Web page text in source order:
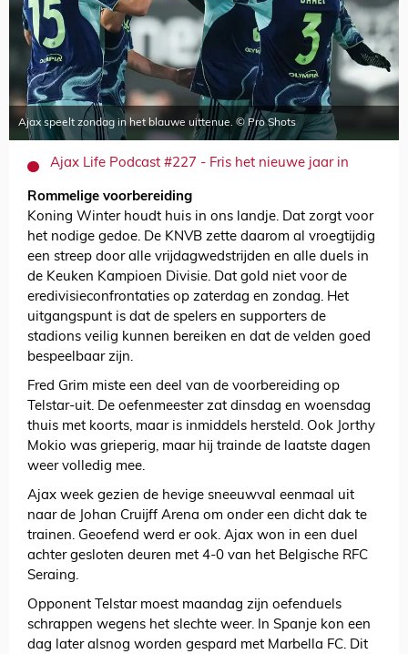
Ajax speelt zondag in het blauwe uittenue. © Pro Shots
Ajax Life Podcast #227 - Fris het nieuwe jaar in
Rommelige voorbereiding
Koning Winter houdt huis in ons landje. Dat zorgt voor
het nodige gedoe. De KNVB zette daarom al vroegtijdig
een streep door alle vrijdagwedstrijden en alle duels in
de Keuken Kampioen Divisie. Dat gold niet voor de
eredivisieconfrontaties op zaterdag en zondag. Het
uitgangspunt is dat de spelers en supporters de
stadions veilig kunnen bereiken en dat de velden goed
bespeelbaar zijn.
Fred Grim miste een deel van de voorbereiding op
Telstar-uit. De oefenmeester zat dinsdag en woensdag
thuis met koorts, maar is inmiddels hersteld. Ook Jorthy
Mokio was grieperig, maar hij trainde de laatste dagen
weer volledig mee.
Ajax week gezien de hevige sneeuwval eenmaal uit
naar de Johan Cruijff Arena om onder een dicht dak te
trainen. Geoefend werd er ook. Ajax won in een duel
achter gesloten deuren met 4-0 van het Belgische RFC
Seraing.
Opponent Telstar moest maandag zijn oefenduels
schrappen wegens het slechte weer. In Spanje kon een
dag later alsnog worden gespard met Marbella FC. Dit